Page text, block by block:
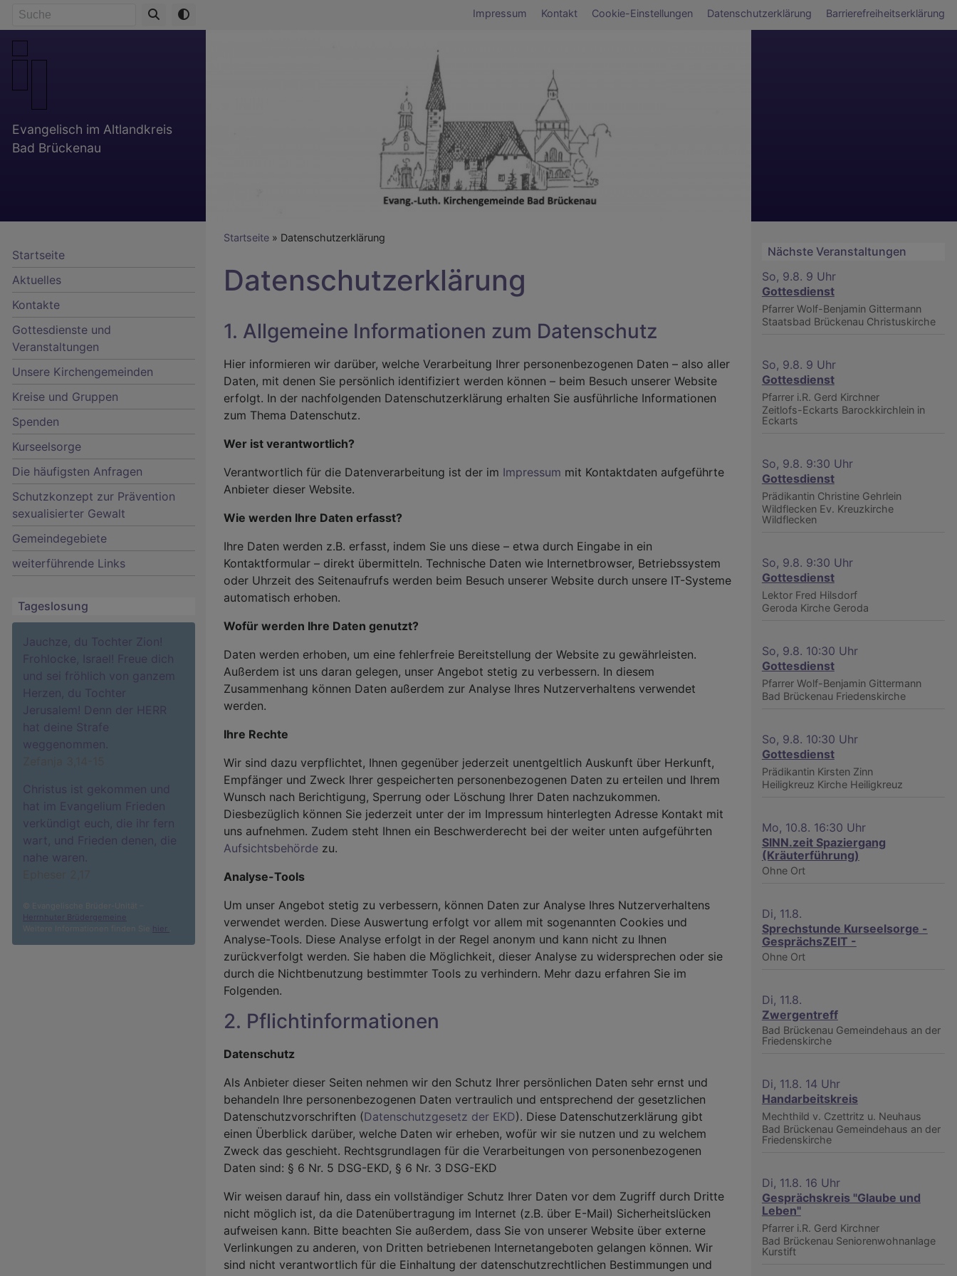
Direkt
Inhalt
Fußbereichsmenü
Impressum Kontakt Cookie-Einstellungen Datenschutzerklärung Barrierefreiheitserklärung
Evangelisch im Altlandkreis
Bad Brückenau
Hauptnavigation
Startseite
Aktuelles
Kontakte
Gottesdienste und
Veranstaltungen
Unsere Kirchengemeinden
Kreise und Gruppen
Spenden
Kurseelsorge
Die häufigsten Anfragen
Schutzkonzept zur Prävention
sexualisierter Gewalt
Gemeindegebiete
weiterführende Links
Tageslosung
Jauchze, du Tochter Zion!
Frohlocke, Israel! Freue dich
und sei fröhlich von ganzem
Herzen, du Tochter
Jerusalem! Denn der HERR
hat deine Strafe
weggenommen.
Christus ist gekommen und
hat im Evangelium Frieden
verkündigt euch, die ihr fern
wart, und Frieden denen, die
nahe waren.
© Evangelische Brüder-Unität –
Herrnhuter Brüdergemeine
Weitere Informationen finden Sie hier
Breadcrumb
Startseite Datenschutzerklärung
Datenschutzerklärung
1. Allgemeine Informationen zum Datenschutz
Hier informieren wir darüber, welche Verarbeitung Ihrer personenbezogenen Daten – also aller
Daten, mit denen Sie persönlich identifiziert werden können – beim Besuch unserer Website
erfolgt. In der nachfolgenden Datenschutzerklärung erhalten Sie ausführliche Informationen
zum Thema Datenschutz.
Wer ist verantwortlich?
Verantwortlich für die Datenverarbeitung ist der im Impressum mit Kontaktdaten aufgeführte
Anbieter dieser Website.
Wie werden Ihre Daten erfasst?
Ihre Daten werden z.B. erfasst, indem Sie uns diese – etwa durch Eingabe in ein
Kontaktformular – direkt übermitteln. Technische Daten wie Internetbrowser, Betriebssystem
oder Uhrzeit des Seitenaufrufs werden beim Besuch unserer Website durch unsere IT-Systeme
automatisch erhoben.
Wofür werden Ihre Daten genutzt?
Daten werden erhoben, um eine fehlerfreie Bereitstellung der Website zu gewährleisten.
Außerdem ist uns daran gelegen, unser Angebot stetig zu verbessern. In diesem
Zusammenhang können Daten außerdem zur Analyse Ihres Nutzerverhaltens verwendet
werden.
Ihre Rechte
Wir sind dazu verpflichtet, Ihnen gegenüber jederzeit unentgeltlich Auskunft über Herkunft,
Empfänger und Zweck Ihrer gespeicherten personenbezogenen Daten zu erteilen und Ihrem
Wunsch nach Berichtigung, Sperrung oder Löschung Ihrer Daten nachzukommen.
Diesbezüglich können Sie jederzeit unter der im Impressum hinterlegten Adresse Kontakt mit
uns aufnehmen. Zudem steht Ihnen ein Beschwerderecht bei der weiter unten aufgeführten
Aufsichtsbehörde zu.
Analyse-Tools
Um unser Angebot stetig zu verbessern, können Daten zur Analyse Ihres Nutzerverhaltens
verwendet werden. Diese Auswertung erfolgt vor allem mit sogenannten Cookies und
Analyse-Tools. Diese Analyse erfolgt in der Regel anonym und kann nicht zu Ihnen
zurückverfolgt werden. Sie haben die Möglichkeit, dieser Analyse zu widersprechen oder sie
durch die Nichtbenutzung bestimmter Tools zu verhindern. Mehr dazu erfahren Sie im
Folgenden.
2. Pflichtinformationen
Datenschutz
Als Anbieter dieser Seiten nehmen wir den Schutz Ihrer persönlichen Daten sehr ernst und
behandeln Ihre personenbezogenen Daten vertraulich und entsprechend der gesetzlichen
Datenschutzvorschriften (Datenschutzgesetz der EKD). Diese Datenschutzerklärung gibt
einen Überblick darüber, welche Daten wir erheben, wofür wir sie nutzen und zu welchem
Zweck das geschieht. Rechtsgrundlagen für die Verarbeitungen von personenbezogenen
Daten sind: § 6 Nr. 5 DSG-EKD, § 6 Nr. 3 DSG-EKD
Wir weisen darauf hin, dass ein vollständiger Schutz Ihrer Daten vor dem Zugriff durch Dritte
nicht möglich ist, da die Datenübertragung im Internet (z.B. über E-Mail) Sicherheitslücken
aufweisen kann. Bitte beachten Sie außerdem, dass Sie von unserer Website über externe
Verlinkungen zu anderen, von Dritten betriebenen Internetangeboten gelangen können. Wir
sind nicht verantwortlich für die Einhaltung der datenschutzrechtlichen Bestimmungen und
Nächste Veranstaltungen
So, 9.8. 9 Uhr
Gottesdienst
Pfarrer Wolf-Benjamin Gittermann
Staatsbad Brückenau Christuskirche
So, 9.8. 9 Uhr
Gottesdienst
Pfarrer i.R. Gerd Kirchner
Zeitlofs-Eckarts Barockkirchlein in
Eckarts
So, 9.8. 9:30 Uhr
Gottesdienst
Prädikantin Christine Gehrlein
Wildflecken Ev. Kreuzkirche
Wildflecken
So, 9.8. 9:30 Uhr
Gottesdienst
Lektor Fred Hilsdorf
Geroda Kirche Geroda
So, 9.8. 10:30 Uhr
Gottesdienst
Pfarrer Wolf-Benjamin Gittermann
Bad Brückenau Friedenskirche
So, 9.8. 10:30 Uhr
Gottesdienst
Prädikantin Kirsten Zinn
Heiligkreuz Kirche Heiligkreuz
Mo, 10.8. 16:30 Uhr
SINN.zeit Spaziergang
(Kräuterführung)
Ohne Ort
Di, 11.8.
Sprechstunde Kurseelsorge -
GesprächsZEIT -
Ohne Ort
Di, 11.8.
Zwergentreff
Bad Brückenau Gemeindehaus an der
Friedenskirche
Di, 11.8. 14 Uhr
Handarbeitskreis
Mechthild v. Czettritz u. Neuhaus
Bad Brückenau Gemeindehaus an der
Friedenskirche
Di, 11.8. 16 Uhr
Gesprächskreis "Glaube und
Leben"
Pfarrer i.R. Gerd Kirchner
Bad Brückenau Seniorenwohnanlage
Kurstift